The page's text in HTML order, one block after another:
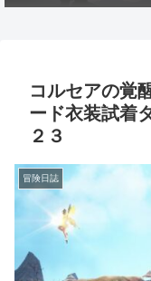
コルセアの覚
ード衣装試着
２３
冒険日誌